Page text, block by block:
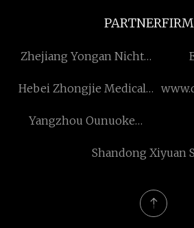
Zhejiang Yongan Nicht
Herstellung Co., Ltd
Hebei Zhongjie Medical
Yangzhou Ounuoke
Co., Ltd.Shandong Xiyuan Solar